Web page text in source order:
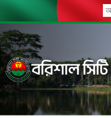
বরিশাল